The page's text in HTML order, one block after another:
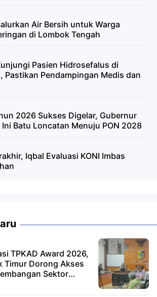
Air Bersih untuk Warga
di Lombok Tengah
Pasien Hidrosefalus di
Pastikan Pendampingan Medis dan
2026 Sukses Digelar, Gubernur
Batu Loncatan Menuju PON 2028
Iqbal Evaluasi KONI Imbas
TPKAD Award 2026,
Timur Dorong Akses
Sektor